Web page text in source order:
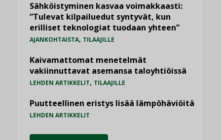
Sähköistyminen kasvaa voimakkaasti:
”Tulevat kilpailuedut syntyvät, kun
erilliset teknologiat tuodaan yhteen”
AJANKOHTAISTA, TILAAJILLE
Kaivamattomat menetelmät
vakiinnuttavat asemansa taloyhtiöissä
LEHDEN ARTIKKELIT, TILAAJILLE
Puutteellinen eristys lisää lämpöhäviöitä
LEHDEN ARTIKKELIT